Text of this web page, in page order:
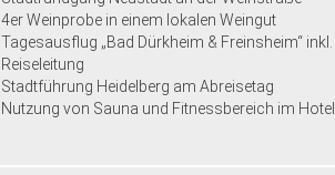
4er Weinprobe in einem lokalen Weingut
Tagesausflug „Bad Dürkheim & Freinsheim“ inkl.
Reiseleitung
Stadtführung Heidelberg am Abreisetag
Nutzung von Sauna und Fitnessbereich im Hotel